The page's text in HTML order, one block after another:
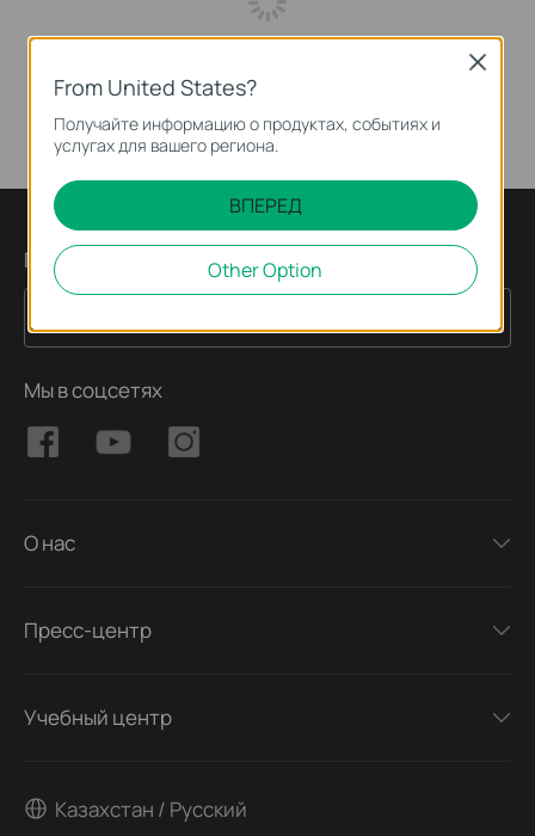
Подпишитесь на рассылку
Мы в соцсетях
О нас
Пресс-центр
Учебный центр
Казахстан / Русский
From United States?
Получайте информацию о продуктах, событиях и
услугах для вашего региона.
ВПЕРЕД
Other Option
Close